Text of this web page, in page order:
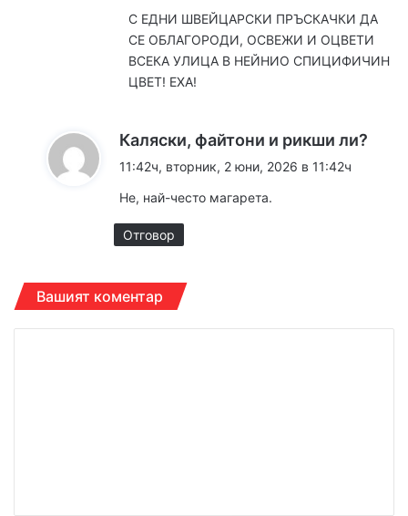
С ЕДНИ ШВЕЙЦАРСКИ ПРЪСКАЧКИ ДА
СЕ ОБЛАГОРОДИ, ОСВЕЖИ И ОЦВЕТИ
ВСЕКА УЛИЦА В НЕЙНИО СПИЦИФИЧИН
ЦВЕТ! ЕХА!
Каляски, файтони и рикши ли?
11:42ч, вторник, 2 юни, 2026 в 11:42ч
Не, най-често магарета.
Отговор
Вашият коментар